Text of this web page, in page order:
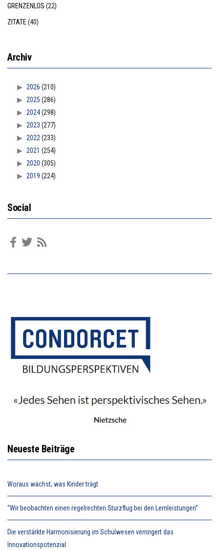
GRENZENLOS (22)
ZITATE (40)
Archiv
2026 (210)
2025 (286)
2024(298)
2023 (277)
2022 (233)
2021 (254)
2020 (305)
2019 (224)
Social
Neueste Beiträge
Woraus wächst, was Kinder trägt
“Wir beobachten einen regelrechten Sturzflug bei den Lernleistungen”
Die verstärkte Harmonisierung im Schulwesen verringert das
Innovationspotenzial